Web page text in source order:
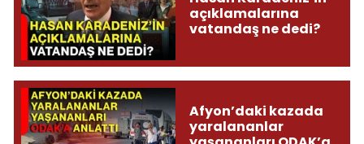
açıklamalarına
vatandaş ne dedi?
Afyon’daki kazada
yaralananlar